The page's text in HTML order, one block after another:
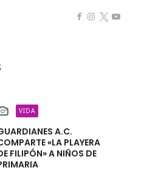
VIDA
A.C.
«LA PLAYERA
FILIPÓN» A NIÑOS DE